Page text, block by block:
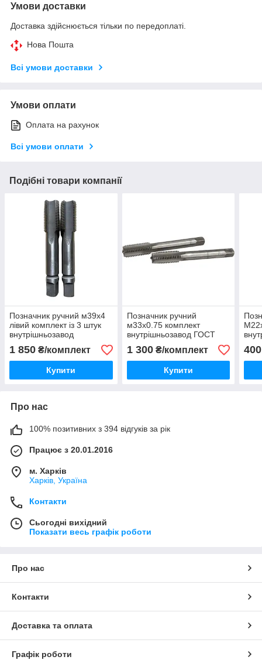
Умови доставки
Доставка здійснюється тільки по передоплаті.
Нова Пошта
Всі умови доставки
Умови оплати
Оплата на рахунок
Всі умови оплати
Подібні товари компанії
Позначник ручний м39х4
лівий комплект із 3 штук
внутрішньозавод
1 850 ₴/комплект
Купити
Позначник ручний
м33х0.75 комплект
внутрішньозавод ГОСТ
3266-81
1 300₴/комплект
Купити
400
Про нас
100% позитивних з 394 відгуків за рік
Працює з 20.01.2016
м. Харків
Харків, Україна
Контакти
Сьогодні вихідний
Показати весь графік роботи
Про нас
Контакти
Доставка та оплата
Графік роботи